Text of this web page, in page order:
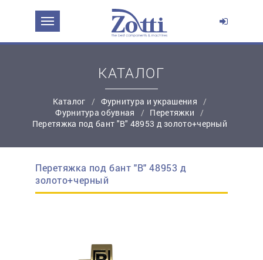
простую регистрацию
КАТАЛОГ
Каталог
Фурнитура и украшения
Фурнитура обувная
Перетяжки
Перетяжка под бант "B" 48953 д золото+черный
Перетяжка под бант "B" 48953 д
золото+черный
ЗАДАТЬ ВОПРОС О ПРОДУКТЕ
Эл. почта:*
Контактный телефон:*
Ваш вопрос: